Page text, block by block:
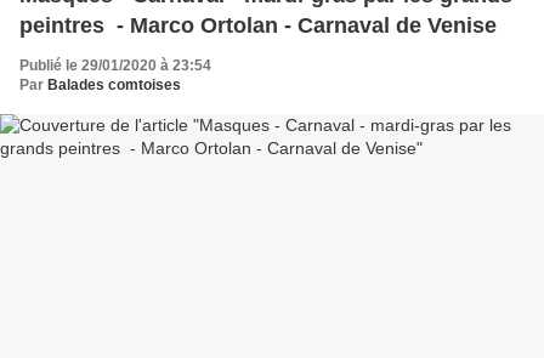
peintres - Marco Ortolan - Carnaval de Venise
Publié le 29/01/2020 à 23:54
Par Balades comtoises